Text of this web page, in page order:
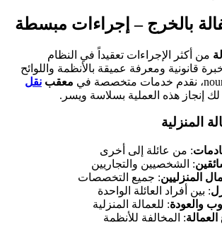
بالخرج – إجراءات مبسطة
من أكثر الإجراءات تعقيداً في النظام
قانونية ومعرفة عميقة بالأنظمة واللوائح
معقب نقل
إنجاز هذه العملية بسلاسة ويسر.
المنزلية
: من عائلة إلى أخرى
: الشخصيين والتجاريين
المنزليين: جميع التخصصات
: بين أفراد العائلة الواحدة
والعودة: للعمالة المنزلية
: المخالفة للأنظمة